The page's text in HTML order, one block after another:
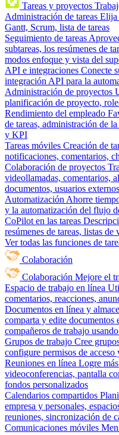
Tareas y proyectos
Administración de tareas Elija
Gantt, Scrum, lista de tareas
Seguimiento de tareas
subtareas, los resúmenes de
modos enfoque y vista del
API e integraciones Conecte
integración API para la
Administración de proyectos
planificación de proyecto,
Rendimiento del empleado
de tareas, administración de
y KPI
Tareas móviles Creación de
notificaciones, comentarios,
Colaboración de proyectos
videollamadas, comentarios,
documentos, usuarios
Automatización Ahorre
y la automatización del flujo
CoPilot en las tareas
resúmenes de tareas, listas
Ver todas las funciones de
Colaboración
Colaboración Mejore el
Espacio de trabajo en línea
comentarios, reacciones,
Documentos en línea y
comparta y edite documentos
compañeros de trabajo
Grupos de trabajo Cree
configure permisos de acceso
Reuniones en línea Logre
videoconferencias, pantalla
fondos personalizados
Calendarios compartidos
empresa y personales,
reuniones, sincronización de
Comunicaciones móviles